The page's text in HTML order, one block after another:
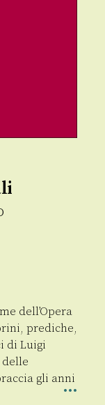
dell’Opera
prediche,
di Luigi
gli anni